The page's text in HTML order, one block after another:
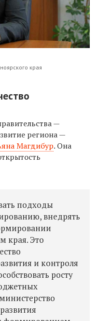
края
—
региона —
Магдибур. Она
подходы
внедрять
края. Это
и контроля
росту